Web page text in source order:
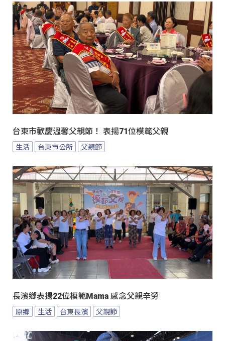
台東市歡慶溫馨父親節！ 表揚71位模範父親
生活 台東市公所 父親節
長濱鄉表揚22位模範Mama 感念父親辛勞
原鄉 生活 台東長濱 父親節